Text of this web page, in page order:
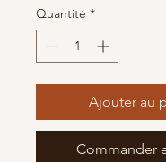
pour
10
Centimètres
Quantité *
Ajouter au
Commander